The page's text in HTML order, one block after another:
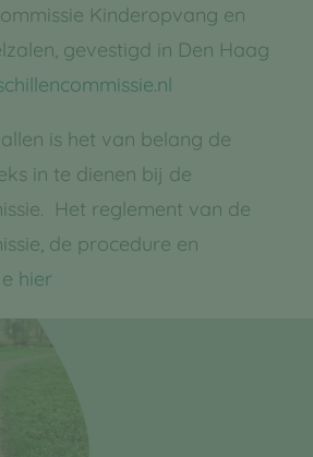
Kinderopvang en
gevestigd in Den Haag
is het van belang de
in te dienen bij de
Het reglement van de
de procedure en
hier